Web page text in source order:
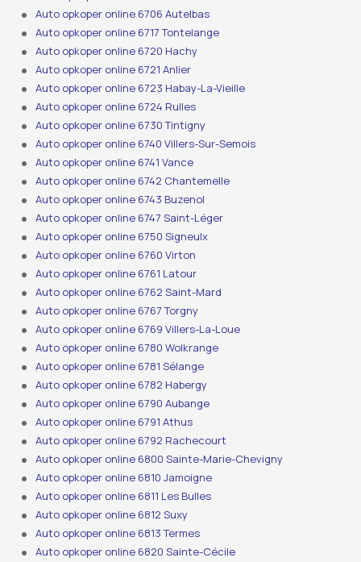
Auto opkoper online 6706 Autelbas
Auto opkoper online 6717 Tontelange
Auto opkoper online 6720 Hachy
Auto opkoper online 6721 Anlier
Auto opkoper online 6723 Habay-La-Vieille
Auto opkoper online 6724 Rulles
Auto opkoper online 6730 Tintigny
Auto opkoper online 6740 Villers-Sur-Semois
Auto opkoper online 6741 Vance
Auto opkoper online 6742 Chantemelle
Auto opkoper online 6743 Buzenol
Auto opkoper online 6747 Saint-Léger
Auto opkoper online 6750 Signeulx
Auto opkoper online 6760 Virton
Auto opkoper online 6761 Latour
Auto opkoper online 6762 Saint-Mard
Auto opkoper online 6767 Torgny
Auto opkoper online 6769 Villers-La-Loue
Auto opkoper online 6780 Wolkrange
Auto opkoper online 6781 Sélange
Auto opkoper online 6782 Habergy
Auto opkoper online 6790 Aubange
Auto opkoper online 6791 Athus
Auto opkoper online 6792 Rachecourt
Auto opkoper online 6800 Sainte-Marie-Chevigny
Auto opkoper online 6810 Jamoigne
Auto opkoper online 6811 Les Bulles
Auto opkoper online 6812 Suxy
Auto opkoper online 6813 Termes
Auto opkoper online 6820 Sainte-Cécile